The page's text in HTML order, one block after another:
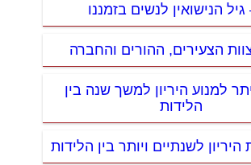
גיל הנישואין לנשים בזמננו
הצעירים, ההורים והחברה
למנוע היריון למשך שנה בין
הלידות
היריון לשנתיים ויותר בין הלידות